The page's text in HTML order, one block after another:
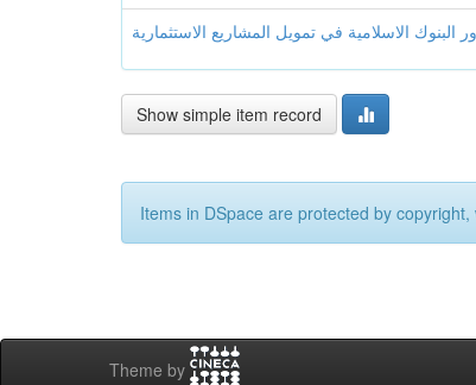
Show simple item record
Items in DSpace are protected by
Theme by